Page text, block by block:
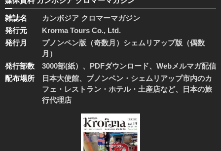
雑誌名
カンボジア クロマーマガジン
発行元
Krorma Tours Co., Ltd.
発行月
プノンペン版（奇数月）シェムリアップ版（偶数
月）
発行部数
3000部(紙）、PDFダウンロード、Webメルマガ配信
配布場所
日本大使館、プノンペン・シェムリアップ市内のカ
フェ・レストラン・ホテル・土産店など、日本の旅
行代理店